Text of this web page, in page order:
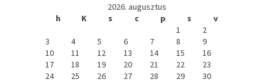
2026. augusztus
h
K s c p s
v
1
2
3
4 5 6 7 8
9
10
11 12 13 14 15
16
17
18 19 20 21 22
23
24
25 26 27 28 29
30